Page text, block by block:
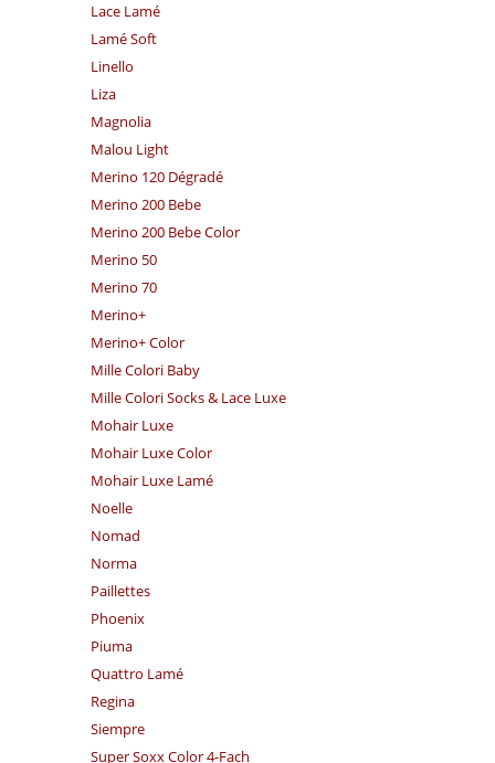
Lace Lamé
Lamé Soft
Linello
Liza
Magnolia
Malou Light
Merino 120 Dégradé
Merino 200 Bebe
Merino 200 Bebe Color
Merino 50
Merino 70
Merino+
Merino+ Color
Mille Colori Baby
Mille Colori Socks & Lace Luxe
Mohair Luxe
Mohair Luxe Color
Mohair Luxe Lamé
Noelle
Nomad
Norma
Paillettes
Phoenix
Piuma
Quattro Lamé
Regina
Siempre
Super Soxx Color 4-Fach